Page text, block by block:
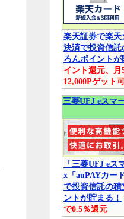
楽天証券で楽天
決済で投資信
ろんポイントが
イント還元、月
12,000Pゲット
三菱UFJ eスマ
「三菱UFJ eス
x「auPAYカー
で投資信託の積
ントが貯まる！
で0.5％還元